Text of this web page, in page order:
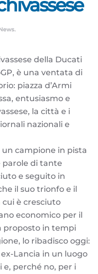
.
della Ducati
è una ventata di
piazza d’Armi
entusiasmo e
la città e i
nazionali e
campione in pista
parole di tante
e seguito in
il suo trionfo e il
è cresciuto
economico per il
proposto in tempi
lo ribadisco oggi:
Lancia in un luogo
perché no, per i